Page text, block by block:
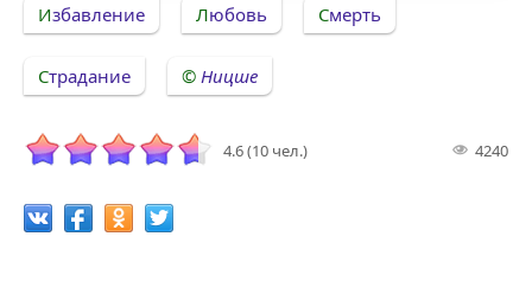
Избавление Любовь Смерть
Страдание Ницше
4.6 (10 чел.) 4240